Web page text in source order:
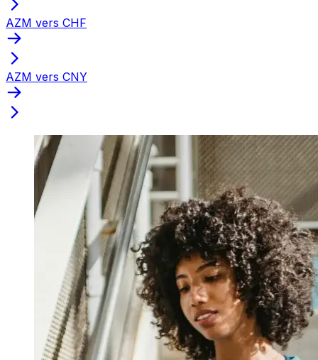
AZM vers CHF
AZM vers CNY